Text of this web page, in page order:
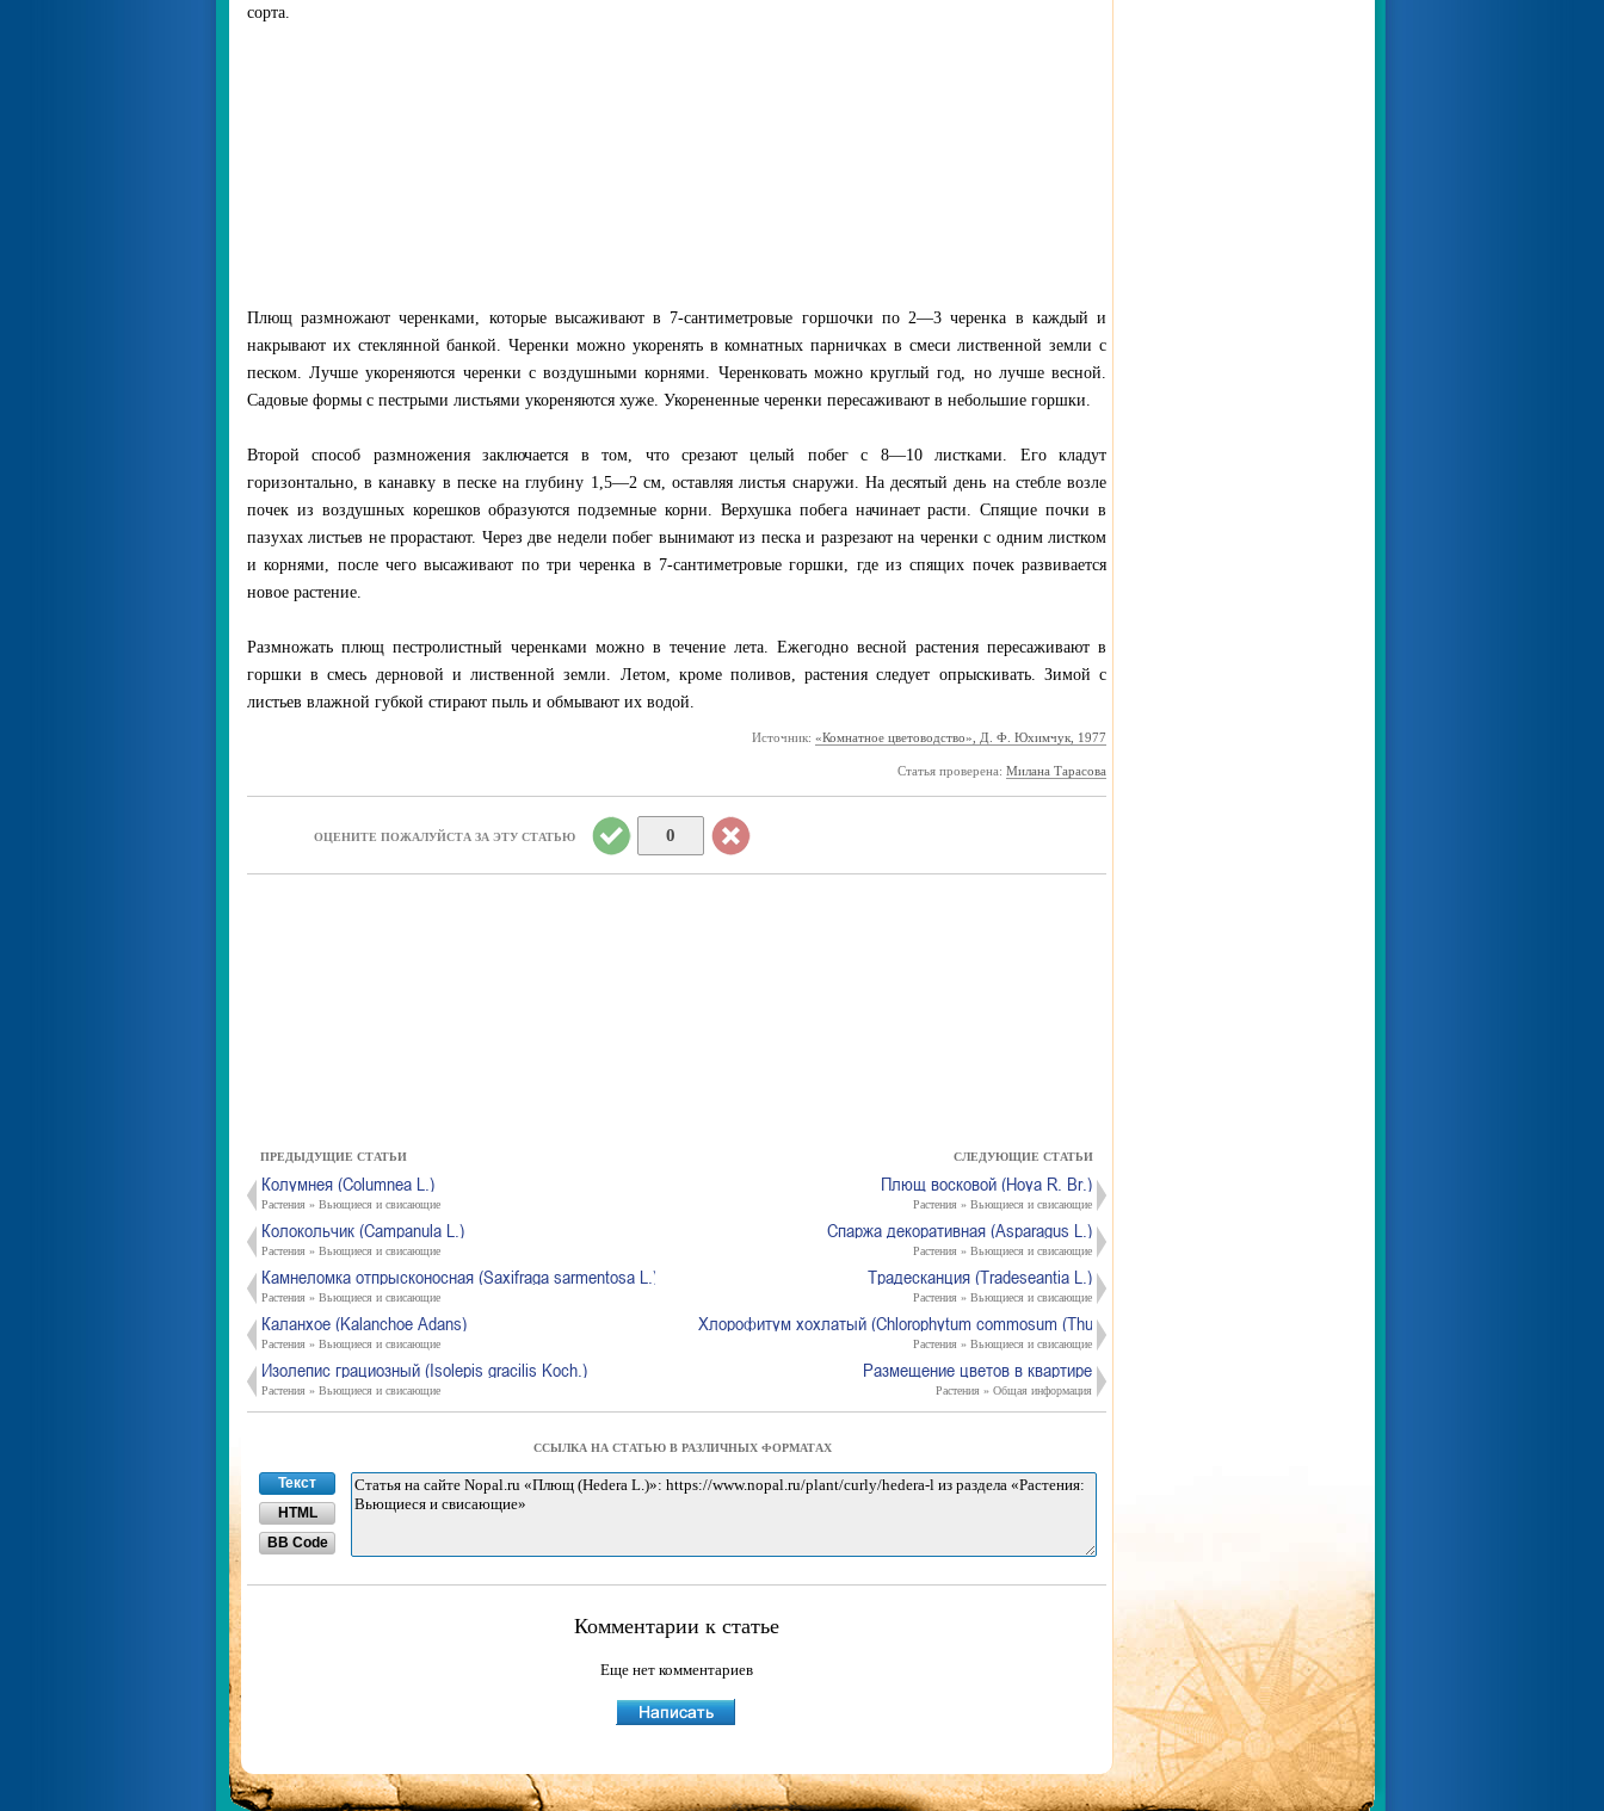
сорта.
Плющ размножают черенками, которые высаживают в 7-сантиметровые горшочки по 2—3 черенка в каждый и
накрывают их стеклянной банкой. Черенки можно укоренять в комнатных парничках в смеси лиственной земли с
песком. Лучше укореняются черенки с воздушными корнями. Черенковать можно круглый год, но лучше весной.
Садовые формы с пестрыми листьями укореняются хуже. Укорененные черенки пересаживают в небольшие горшки.
Второй способ размножения заключается в том, что срезают целый побег с 8—10 листками. Его кладут
горизонтально, в канавку в песке на глубину 1,5—2 см, оставляя листья снаружи. На десятый день на стебле возле
почек из воздушных корешков образуются подземные корни. Верхушка побега начинает расти. Спящие почки в
пазухах листьев не прорастают. Через две недели побег вынимают из песка и разрезают на черенки с одним листком
и корнями, после чего высаживают по три черенка в 7-сантиметровые горшки, где из спящих почек развивается
новое растение.
Размножать плющ пестролистный черенками можно в течение лета. Ежегодно весной растения пересаживают в
горшки в смесь дерновой и лиственной земли. Летом, кроме поливов, растения следует опрыскивать. Зимой с
листьев влажной губкой стирают пыль и обмывают их водой.
Источник: «Комнатное цветоводство», Д. Ф. Юхимчук, 1977
Статья проверена: Милана Тарасова
ОЦЕНИТЕ ПОЖАЛУЙСТА ЗА ЭТУ СТАТЬЮ 0
ПРЕДЫДУЩИЕ СТАТЬИ
Колумнея (Columnea L.)
Растения » Вьющиеся и свисающие
Колокольчик (Campanula L.)
Растения » Вьющиеся и свисающие
Камнеломка отпрысконосная (Saxifraga sarmentosa L.)
Растения » Вьющиеся и свисающие
Каланхое (Kalanchoe Adans)
Растения » Вьющиеся и свисающие
Изолепис грациозный (Isolepis gracilis Koch.)
Растения » Вьющиеся и свисающие
СЛЕДУЮЩИЕ СТАТЬИ
Плющ восковой (Hoya R. Br.)
Растения » Вьющиеся и свисающие
Спаржа декоративная (Asparagus L.)
Растения » Вьющиеся и свисающие
Традесканция (Tradeseantia L.)
Растения » Вьющиеся и свисающие
Хлорофитум хохлатый (Chlorophytum commosum (Thunb.) Bak.)
Растения » Вьющиеся и свисающие
Размещение цветов в квартире
Растения » Общая информация
ССЫЛКА НА СТАТЬЮ В РАЗЛИЧНЫХ ФОРМАТАХ
Текст
HTML
BB Code
Комментарии к статье
Еще нет комментариев